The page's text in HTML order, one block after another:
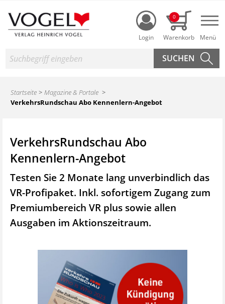
Login
0
Suche
Startseite
Magazine & Portale
VerkehrsRundschau Abo Kennenlern-Angebot
VerkehrsRundschau Abo
Kennenlern-Angebot
Testen Sie 2 Monate lang unverbindlich das
VR-Profipaket. Inkl. sofortigem Zugang zum
Premiumbereich VR plus sowie allen
Ausgaben im Aktionszeitraum.